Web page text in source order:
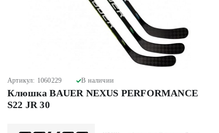
Артикул: 1060229 В наличии
Клюшка BAUER NEXUS PERFORMANCE
S22 JR 30